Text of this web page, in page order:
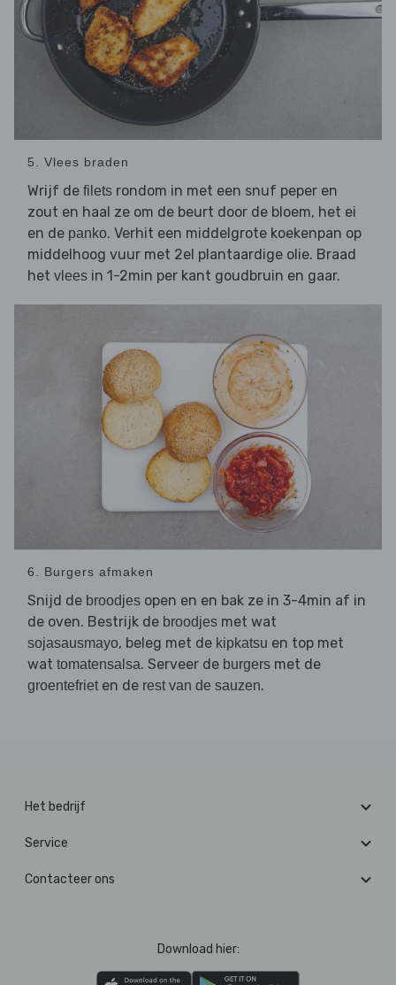
5. Vlees braden
Wrijf de filets rondom in met een snuf peper en
zout en haal ze om de beurt door de bloem, het ei
en de panko. Verhit een middelgrote koekenpan op
middelhoog vuur met 2el plantaardige olie. Braad
het vlees in 1-2min per kant goudbruin en gaar.
6. Burgers afmaken
Snijd de broodjes open en en bak ze in 3-4min af in
de oven. Bestrijk de broodjes met wat
sojasausmayo, beleg met de kipkatsu en top met
wat tomatensalsa. Serveer de burgers met de
groentefrieten de rest van de sauzen.
Het bedrijf
Service
Contacteer ons
Download hier: